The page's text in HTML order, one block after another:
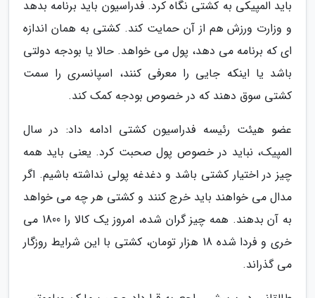
باید المپیکی به کشتی نگاه کرد. فدراسیون باید برنامه بدهد
و وزارت ورزش هم از آن حمایت کند. کشتی به همان اندازه
ای که برنامه می دهد، پول می خواهد. حالا یا بودجه دولتی
باشد یا اینکه جایی را معرفی کنند، اسپانسری را سمت
کشتی سوق دهند که در خصوص بودجه کمک کند.
عضو هیئت رئیسه فدراسیون کشتی ادامه داد: در سال
المپیک، نباید در خصوص پول صحبت کرد. یعنی باید همه
چیز در اختیار کشتی باشد و دغدغه پولی نداشته باشیم. اگر
مدال می خواهند باید خرج کنند و کشتی هر چه می خواهد
به آن بدهند. همه چیز گران شده، امروز یک کالا را 1800 می
خری و فردا شده 18 هزار تومان، کشتی با این شرایط روزگار
می گذراند.